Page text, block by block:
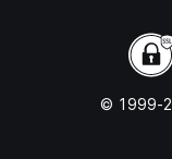
© 1999-